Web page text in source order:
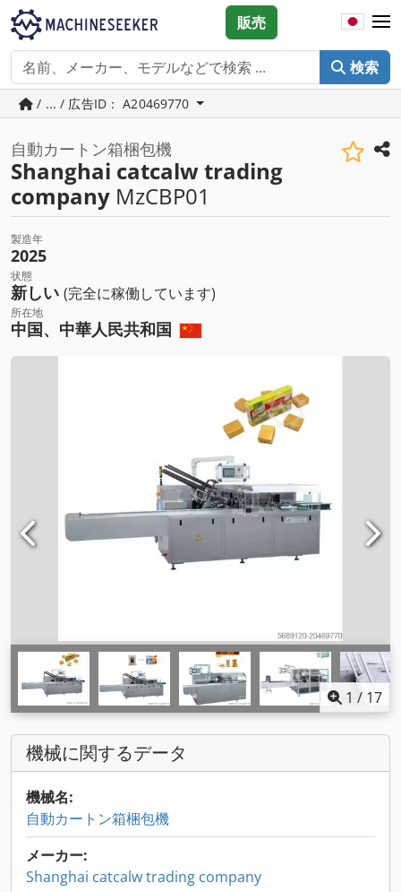
検索
販売
/ ... / 広告ID： A20469770
自動カートン箱梱包機
Shanghai catcalw trading
company MzCBP01
製造年
2025
状態
新しい (完全に稼働しています)
所在地
中国、中華人民共和国
1 / 17
機械に関するデータ
機械名:
自動カートン箱梱包機
メーカー:
Shanghai catcalw trading company